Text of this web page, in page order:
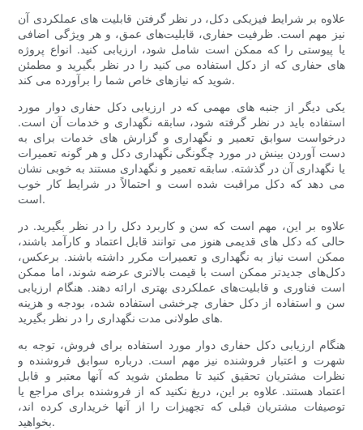
علاوه بر شرایط فیزیکی دکل، در نظر گرفتن قابلیت های عملکردی آن
نیز مهم است. ظرفیت حفاری، قابلیت‌های عمق، و هر ویژگی اضافی
یا پیوستی را که ممکن است شامل شود، ارزیابی کنید. انواع پروژه
های حفاری که از دکل استفاده می کنید را در نظر بگیرید و مطمئن
شوید که نیازهای خاص شما را برآورده می کند.
یکی دیگر از جنبه های مهمی که در ارزیابی دکل حفاری دوار مورد
استفاده باید در نظر گرفته شود، سابقه نگهداری و خدمات آن است.
درخواست سوابق تعمیر و نگهداری و گزارش های خدمات برای به
دست آوردن بینش در مورد چگونگی نگهداری دکل و هر گونه تعمیرات
یا نگهداری آن در گذشته. سابقه تعمیر و نگهداری مستند به خوبی نشان
می دهد که دکل مراقبت شده است و احتمالاً در شرایط کار خوب
است.
علاوه بر این، مهم است که سن و کاربرد دکل را در نظر بگیرید. در
حالی که دکل های قدیمی هنوز می توانند قابل اعتماد و کارآمد باشند،
ممکن است نیاز به نگهداری و تعمیرات مکرر داشته باشند. برعکس،
دکل‌های جدیدتر ممکن است با قیمت بالاتری عرضه شوند، اما ممکن
است فناوری و قابلیت‌های عملکردی بهتری ارائه دهند. هنگام ارزیابی
سن و استفاده از دکل حفاری چرخشی استفاده شده، بودجه و هزینه
های طولانی مدت نگهداری را در نظر بگیرید.
هنگام ارزیابی دکل حفاری دوار مورد استفاده برای فروش، توجه به
شهرت و اعتبار فروشنده نیز مهم است. درباره سوابق فروشنده و
نظرات مشتریان تحقیق کنید تا مطمئن شوید که آنها معتبر و قابل
اعتماد هستند. علاوه بر این، دریغ نکنید که از فروشنده برای مراجع یا
توصیفات مشتریان قبلی که تجهیزات را از آنها خریداری کرده اند،
بخواهید.